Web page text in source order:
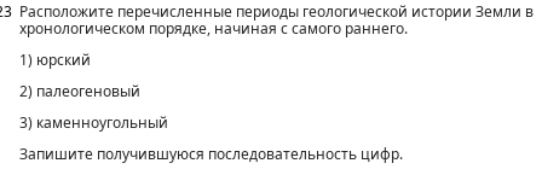
Расположите перечисленные периоды геологической истории Земли в
хронологическом порядке, начиная с самого раннего.
1) юрский
2) палеогеновый
3) каменноугольный
Запишите получившуюся последовательность цифр.